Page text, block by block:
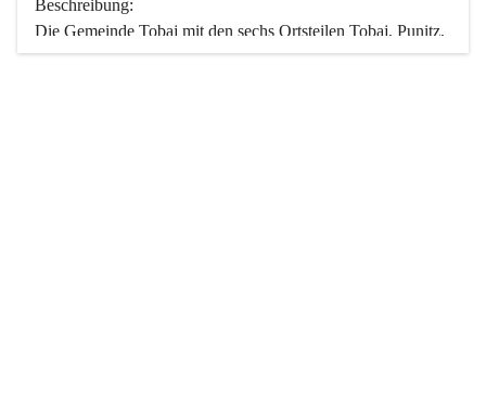
Beschreibung:
Die Gemeinde Tobaj mit den sechs Ortsteilen Tobaj, Punitz,
Deutsch Tschantschendorf, Kroatisch Tschantschendorf,